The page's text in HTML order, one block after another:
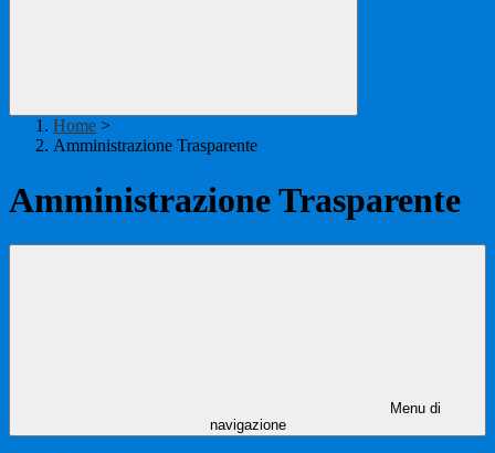
Home >
Amministrazione Trasparente
Amministrazione Trasparente
Menu di
navigazione